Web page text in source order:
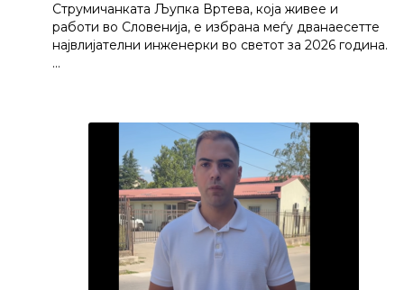
Струмичанката Љупка Вртева, која живее и
работи во Словенија, е избрана меѓу дванаесетте
највлијателни инженерки во светот за 2026 година.
…